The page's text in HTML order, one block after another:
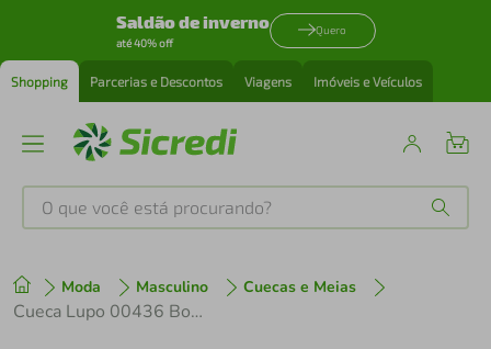
Saldão de inverno
até 40% off
Quero
Shopping Parcerias e Descontos Viagens Imóveis e Veículos
O que você está procurando?
Moda Masculino Cuecas e Meias
Cueca Lupo 00436 Boxer
1 º tenis